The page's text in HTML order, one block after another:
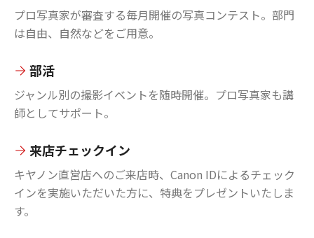
プロ写真家が審査する毎月開催の写真コンテスト。部門
は自由、自然などをご用意。
部活
ジャンル別の撮影イベントを随時開催。プロ写真家も講
師としてサポート。
来店チェックイン
キヤノン直営店へのご来店時、Canon IDによるチェック
インを実施いただいた方に、特典をプレゼントいたしま
す。